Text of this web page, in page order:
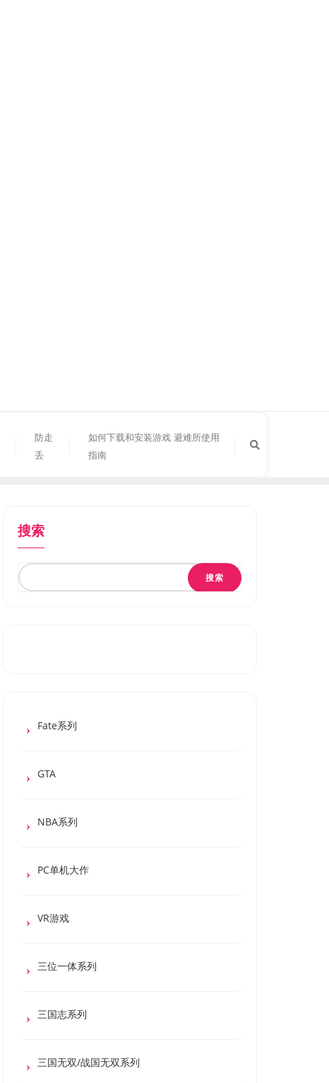
防走
丢
如何下载和安装游戏 避难所使用
指南
搜索
搜索
Fate系列
GTA
NBA系列
PC单机大作
VR游戏
三位一体系列
三国志系列
三国无双/战国无双系列